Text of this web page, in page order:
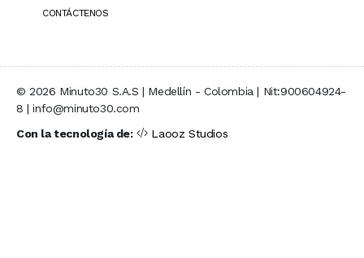
CONTÁCTENOS
© 2026 Minuto30 S.A.S | Medellín - Colombia | Nit:900604924-
8 | info@minuto30.com
Con la tecnología de:
Laooz Studios